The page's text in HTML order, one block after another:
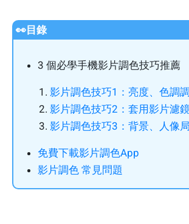
👀目錄
3 個必學手機影片調色技巧推薦
影片調色技巧1：亮度、色調
影片調色技巧2：套用影片濾
影片調色技巧3：背景、人像
免費下載影片調色App
影片調色 常見問題